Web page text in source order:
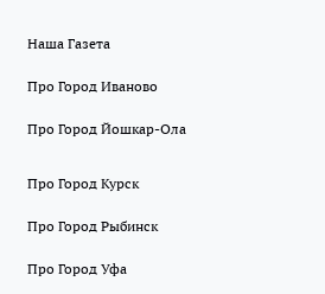
Наша Газета
Про Город Иваново
Про Город Йошкар-Ола
Про Город Курск
Про Город Рыбинск
Про Город Уфа